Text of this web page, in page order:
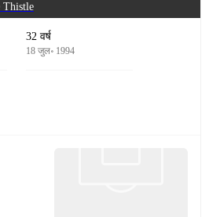
Thistle
32 वर्ष
18 जुल॰ 1994